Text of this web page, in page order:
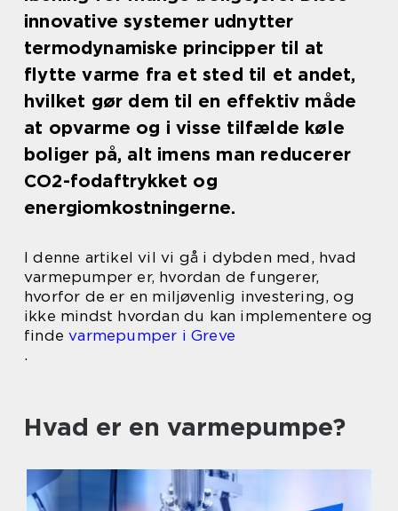
innovative systemer udnytter
termodynamiske principper til at
flytte varme fra et sted til et andet,
hvilket gør dem til en effektiv måde
at opvarme og i visse tilfælde køle
boliger på, alt imens man reducerer
CO2-fodaftrykket og
energiomkostningerne.
I denne artikel vil vi gå i dybden med, hvad
varmepumper er, hvordan de fungerer,
hvorfor de er en miljøvenlig investering, og
ikke mindst hvordan du kan implementere og
findevarmepumper i Greve
.
Hvad er en varmepumpe?